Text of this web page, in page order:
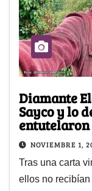
Diamante
Sayco y lo
entutelaron
NOVIEMBRE 1,
Tras una carta
ellos no